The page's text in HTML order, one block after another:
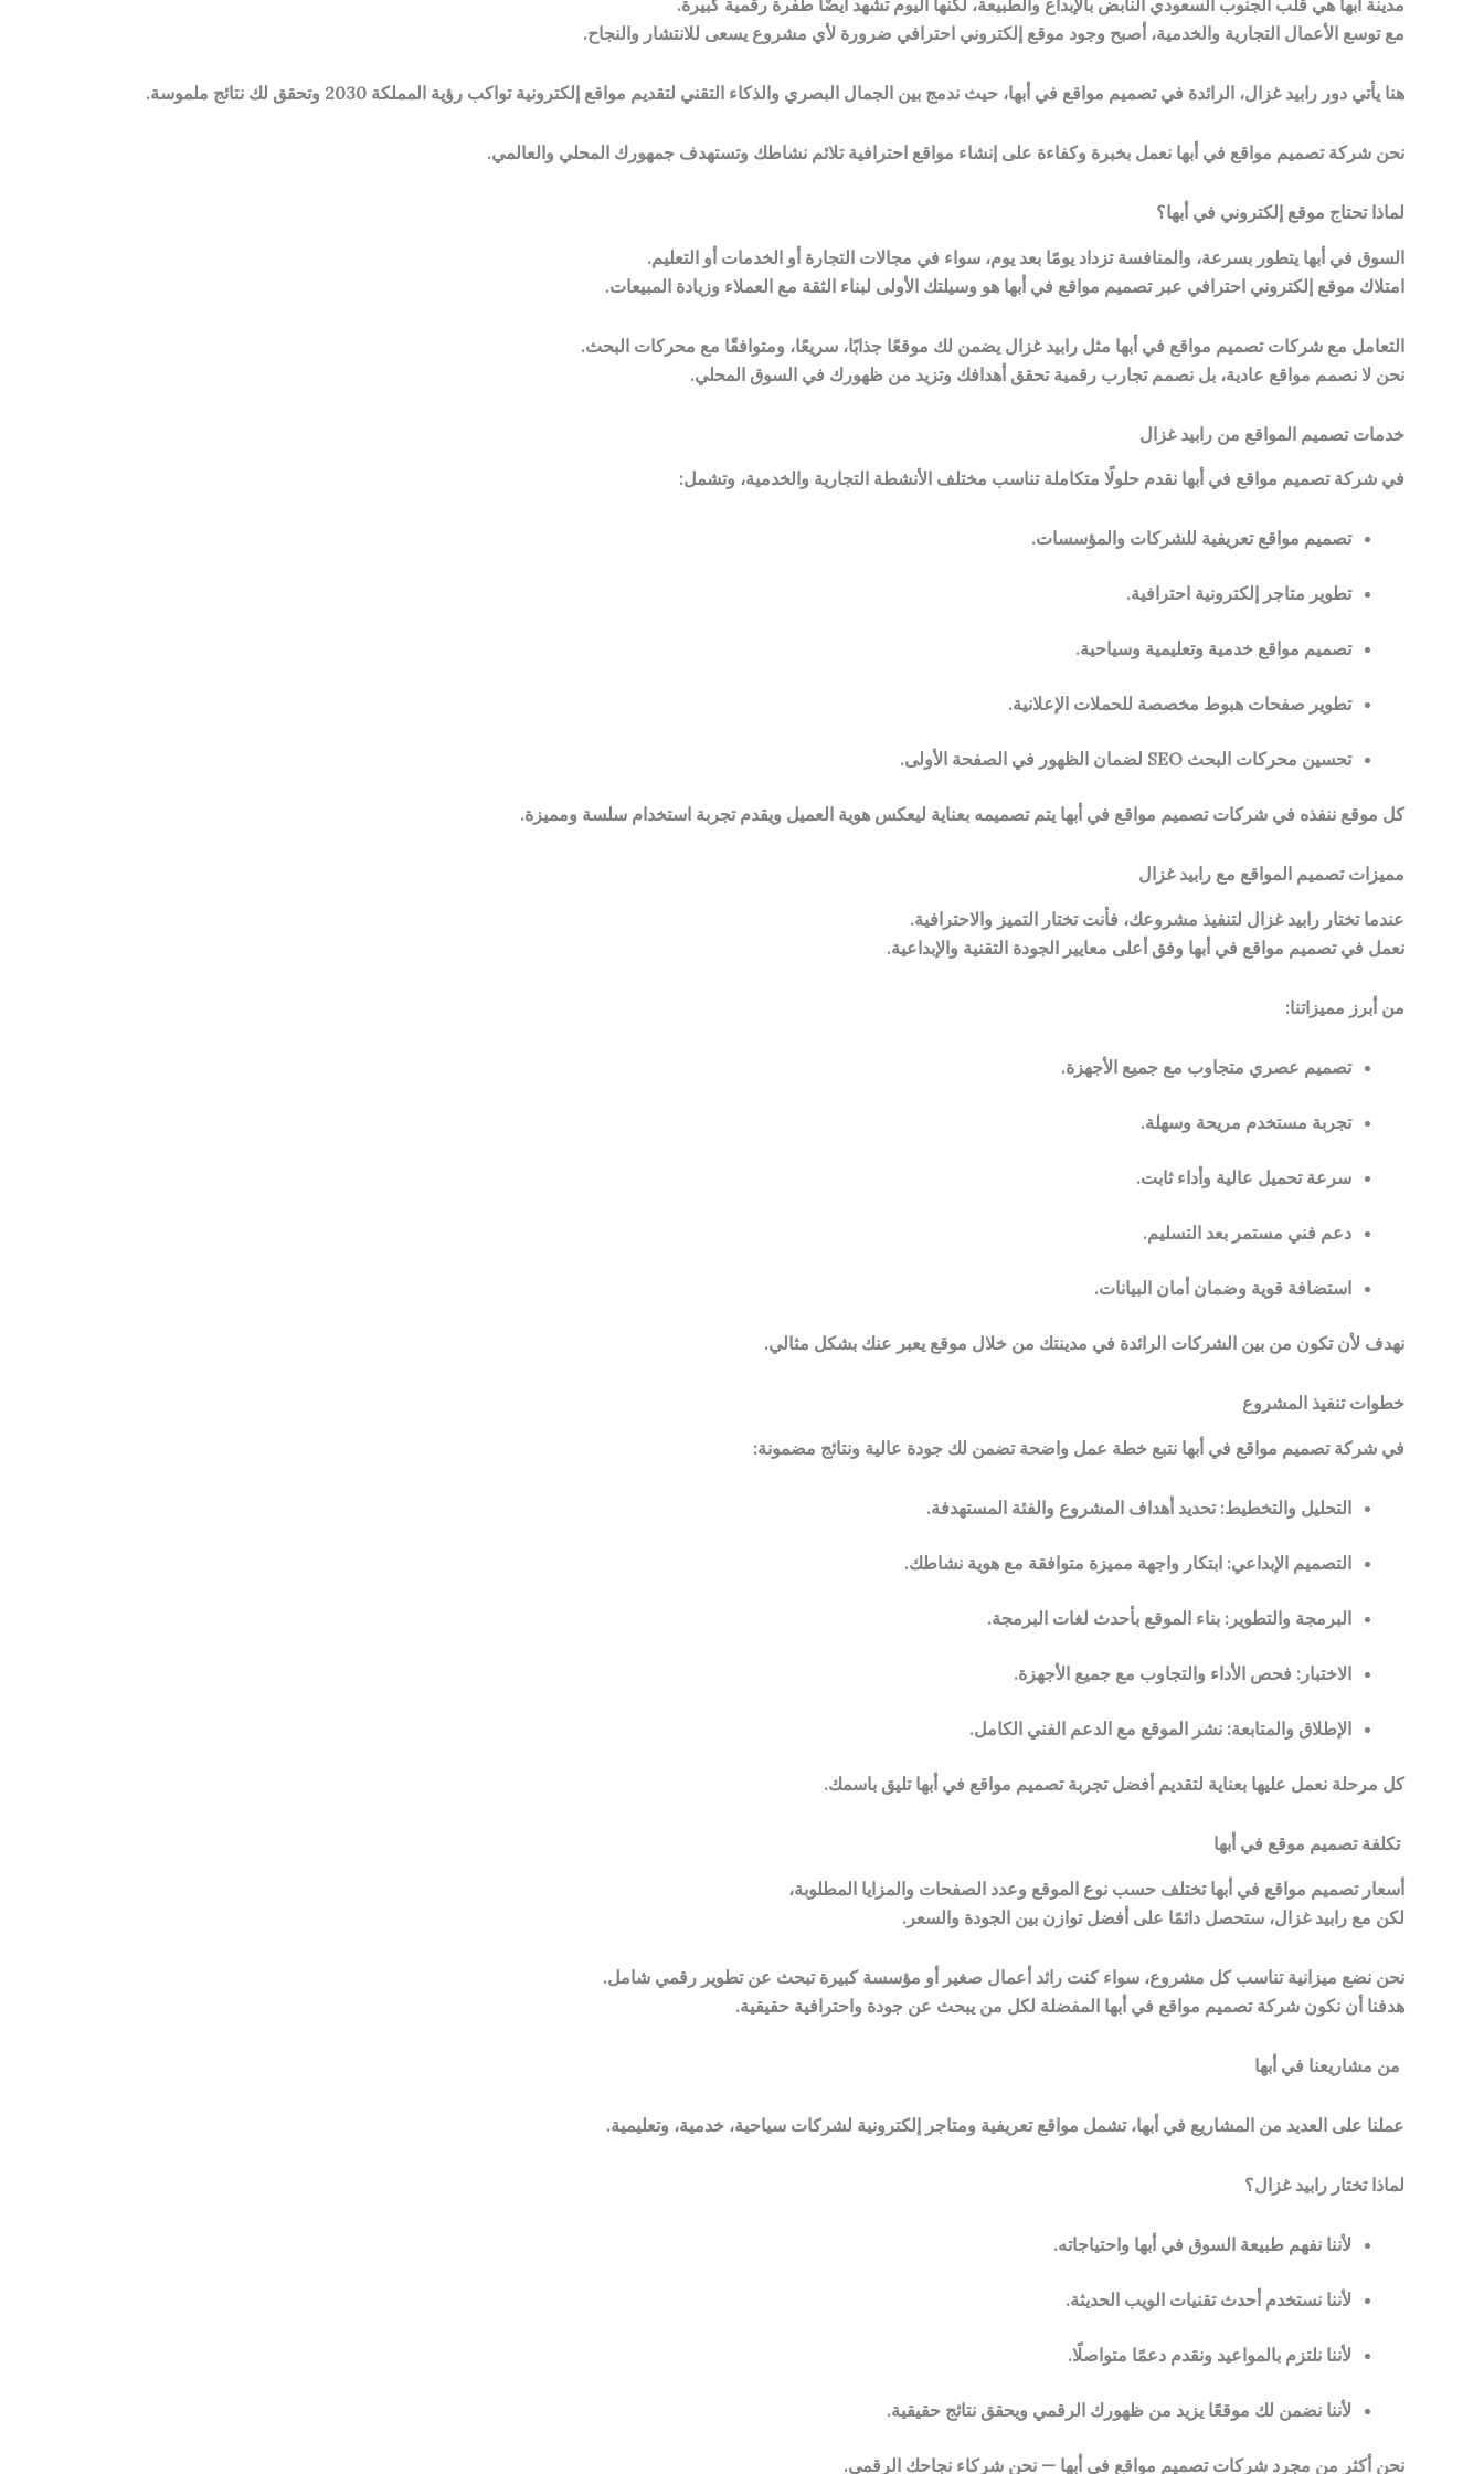
مع توسع الأعمال التجارية والخدمية، أصبح وجود موقع إلكتروني احترافي ضرورة لأي مشروع يسعى للانتشار والنجاح.
هنا يأتي دور رابيد غزال، الرائدة في تصميم مواقع في أبها، حيث ندمج بين الجمال البصري والذكاء التقني لتقديم مواقع إلكترونية تواكب رؤية المملكة 2030 وتحقق لك نتائج ملموسة.
نحن شركة تصميم مواقع في أبها نعمل بخبرة وكفاءة على إنشاء مواقع احترافية تلائم نشاطك وتستهدف جمهورك المحلي والعالمي.
لماذا تحتاج موقع إلكتروني في أبها؟
السوق في أبها يتطور بسرعة، والمنافسة تزداد يومًا بعد يوم، سواء في مجالات التجارة أو الخدمات أو التعليم.
امتلاك موقع إلكتروني احترافي عبر تصميم مواقع في أبها هو وسيلتك الأولى لبناء الثقة مع العملاء وزيادة المبيعات.
التعامل مع شركات تصميم مواقع في أبها مثل رابيد غزال يضمن لك موقعًا جذابًا، سريعًا، ومتوافقًا مع محركات البحث.
نحن لا نصمم مواقع عادية، بل نصمم تجارب رقمية تحقق أهدافك وتزيد من ظهورك في السوق المحلي.
خدمات تصميم المواقع من رابيد غزال
في شركة تصميم مواقع في أبها نقدم حلولًا متكاملة تناسب مختلف الأنشطة التجارية والخدمية، وتشمل:
تصميم مواقع تعريفية للشركات والمؤسسات.
تطوير متاجر إلكترونية احترافية.
تصميم مواقع خدمية وتعليمية وسياحية.
تطوير صفحات هبوط مخصصة للحملات الإعلانية.
تحسين محركات البحث SEO لضمان الظهور في الصفحة الأولى.
كل موقع ننفذه في شركات تصميم مواقع في أبها يتم تصميمه بعناية ليعكس هوية العميل ويقدم تجربة استخدام سلسة ومميزة.
مميزات تصميم المواقع مع رابيد غزال
عندما تختار رابيد غزال لتنفيذ مشروعك، فأنت تختار التميز والاحترافية.
نعمل في تصميم مواقع في أبها وفق أعلى معايير الجودة التقنية والإبداعية.
من أبرز مميزاتنا:
تصميم عصري متجاوب مع جميع الأجهزة.
تجربة مستخدم مريحة وسهلة.
سرعة تحميل عالية وأداء ثابت.
دعم فني مستمر بعد التسليم.
استضافة قوية وضمان أمان البيانات.
نهدف لأن تكون من بين الشركات الرائدة في مدينتك من خلال موقع يعبر عنك بشكل مثالي.
خطوات تنفيذ المشروع
في شركة تصميم مواقع في أبها نتبع خطة عمل واضحة تضمن لك جودة عالية ونتائج مضمونة:
التحليل والتخطيط: تحديد أهداف المشروع والفئة المستهدفة.
التصميم الإبداعي: ابتكار واجهة مميزة متوافقة مع هوية نشاطك.
البرمجة والتطوير: بناء الموقع بأحدث لغات البرمجة.
الاختبار: فحص الأداء والتجاوب مع جميع الأجهزة.
الإطلاق والمتابعة: نشر الموقع مع الدعم الفني الكامل.
كل مرحلة نعمل عليها بعناية لتقديم أفضل تجربة تصميم مواقع في أبها تليق باسمك.
تكلفة تصميم موقع في أبها
أسعار تصميم مواقع في أبها تختلف حسب نوع الموقع وعدد الصفحات والمزايا المطلوبة،
لكن مع رابيد غزال، ستحصل دائمًا على أفضل توازن بين الجودة والسعر.
نحن نضع ميزانية تناسب كل مشروع، سواء كنت رائد أعمال صغير أو مؤسسة كبيرة تبحث عن تطوير رقمي شامل.
هدفنا أن نكون شركة تصميم مواقع في أبها المفضلة لكل من يبحث عن جودة واحترافية حقيقية.
من مشاريعنا في أبها
عملنا على العديد من المشاريع في أبها، تشمل مواقع تعريفية ومتاجر إلكترونية لشركات سياحية، خدمية، وتعليمية.
لماذا تختار رابيد غزال؟
لأننا نفهم طبيعة السوق في أبها واحتياجاته.
لأننا نستخدم أحدث تقنيات الويب الحديثة.
لأننا نلتزم بالمواعيد ونقدم دعمًا متواصلًا.
لأننا نضمن لك موقعًا يزيد من ظهورك الرقمي ويحقق نتائج حقيقية.
نحن أكثر من مجرد شركات تصميم مواقع في أبها — نحن شركاء نجاحك الرقمي.